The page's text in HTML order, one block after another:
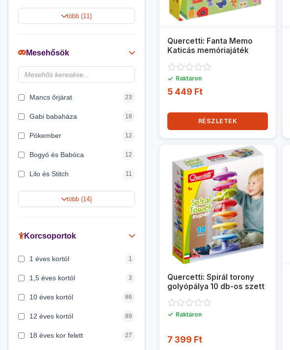
Summer Toys 10
Noris
Disney hercegnők 6
több (11)
Mesehősök
Mancs őrjárat 23
Gabi babaháza 18
Pókember 12
Bogyó és Babóca 12
Lilo és Stitch 11
Harry Potter 9
több (14)
Korcsoportok
1 éves kortól 1
1,5 éves kortól 3
10 éves kortól 86
12 éves kortól 89
18 éves kor felett 27
Quercetti: Fanta Memo
Katicás memóriajáték
✓ Raktáron
5 449 Ft
RÉSZLETEK
Quercetti: Spirál torony
golyópálya 10 db-os szett
✓ Raktáron
7 399 Ft